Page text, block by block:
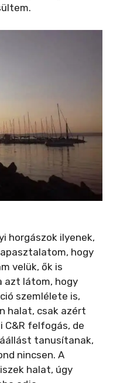
horgászok ilyenek,
hogy
velük, ők is
azt látom, hogy
szemlélete is,
halat, csak azért
C&R felfogás, de
tanusítanak,
nincsen. A
halat, úgy